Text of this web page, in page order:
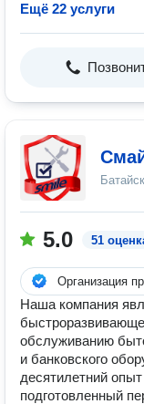
Ещё 22 услуги
Батайск
5.0 51
Организация
Наша компания
обслуживанию
и банковского
десятилетний
подготовленный